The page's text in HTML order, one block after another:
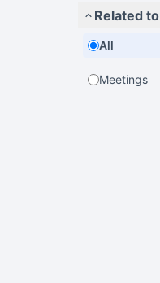
Related to
All
Meetings